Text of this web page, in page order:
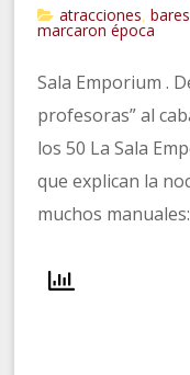
atracciones
marcaron época
Sala Emporium .
profesoras” al
los 50 La Sala
que explican la
muchos